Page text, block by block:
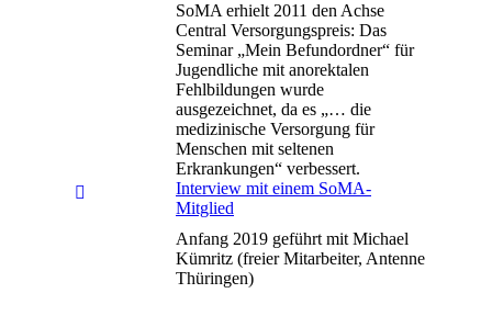
SoMA erhielt 2011 den Achse
Central Versorgungspreis: Das
Seminar „Mein Befundordner“ für
Jugendliche mit anorektalen
Fehlbildungen wurde
ausgezeichnet, da es „… die
medizinische Versorgung für
Menschen mit seltenen
Erkrankungen“ verbessert.
Interview mit einem SoMA-
Mitglied
Anfang 2019 geführt mit Michael
Kümritz (freier Mitarbeiter, Antenne
Thüringen)